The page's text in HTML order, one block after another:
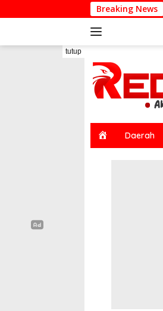
ke
Breaking News
KKJ NTT dan
tutup
o
Daerah